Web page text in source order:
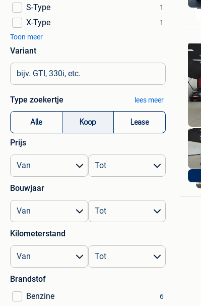
S-Type 1
X-Type
1
Toon meer
Variant
Type zoekertje lees meer
Alle Koop Lease
Prijs
Bouwjaar
Kilometerstand
Brandstof
Benzine
6